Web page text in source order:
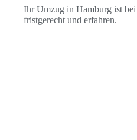
Ihr Umzug in Hamburg ist
fristgerecht und erfahren.